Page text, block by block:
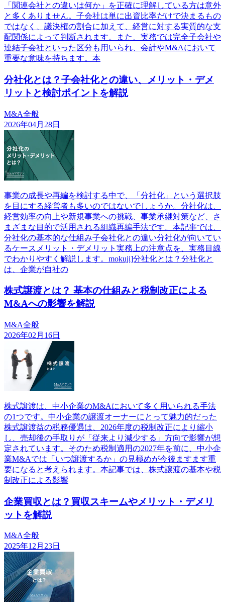
「関連会社との違いは何か」を正確に理解している方は意外
と多くありません。子会社は単に出資比率だけで決まるもの
ではなく、議決権の割合に加えて、経営に対する実質的な支
配関係によって判断されます。また、実務では完全子会社や
連結子会社といった区分も用いられ、会計やM&Aにおいて
重要な意味を持ちます。本
分社化とは？子会社化との違い、メリット・デメ
リットと検討ポイントを解説
M&A全般
2026年04月28日
事業の成長や再編を検討する中で、「分社化」という選択肢
を目にする経営者も多いのではないでしょうか。分社化は、
経営効率の向上や新規事業への挑戦、事業承継対策など、さ
まざまな目的で活用される組織再編手法です。本記事では、
分社化の基本的な仕組み子会社化との違い分社化が向いてい
るケースメリット・デメリット実務上の注意点を、実務目線
でわかりやすく解説します。mokuji]分社化とは？分社化と
は、企業が自社の
株式譲渡とは？ 基本の仕組みと税制改正による
M&Aへの影響を解説
M&A全般
2026年02月16日
株式譲渡は、中小企業のM&Aにおいて多く用いられる手法
の1つです。中小企業の譲渡オーナーにとって魅力的だった
株式譲渡益の税務優遇は、2026年度の税制改正により縮小
し、売却後の手取りが「従来より減少する」方向で影響が想
定されています。そのため税制適用の2027年を前に、中小企
業M&Aでは「いつ譲渡するか」の見極めが今後ますます重
要になると考えられます。本記事では、株式譲渡の基本や税
制改正による影響
企業買収とは？買収スキームやメリット・デメリ
ットを解説
M&A全般
2025年12月23日